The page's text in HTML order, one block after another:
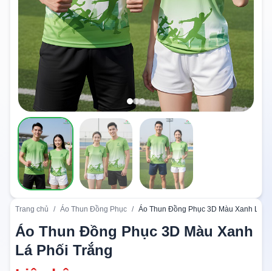
Trang chủ / Áo Thun Đồng Phục / Áo Thun Đồng Phục 3D Màu Xanh Lá
Áo Thun Đồng Phục 3D Màu Xanh
Lá Phối Trắng